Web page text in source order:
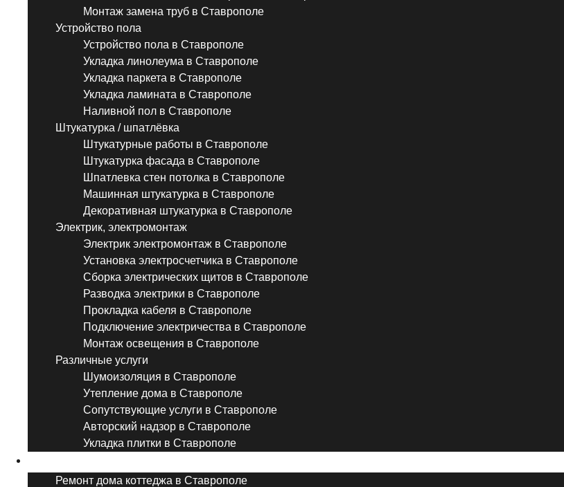
Монтаж замена труб в Ставрополе
Устройство пола
Устройство пола в Ставрополе
Укладка линолеума в Ставрополе
Укладка паркета в Ставрополе
Укладка ламината в Ставрополе
Наливной пол в Ставрополе
Штукатурка / шпатлёвка
Штукатурные работы в Ставрополе
Штукатурка фасада в Ставрополе
Шпатлевка стен потолка в Ставрополе
Машинная штукатурка в Ставрополе
Декоративная штукатурка в Ставрополе
Электрик, электромонтаж
Электрик электромонтаж в Ставрополе
Установка электросчетчика в Ставрополе
Сборка электрических щитов в Ставрополе
Разводка электрики в Ставрополе
Прокладка кабеля в Ставрополе
Подключение электричества в Ставрополе
Монтаж освещения в Ставрополе
Различные услуги
Шумоизоляция в Ставрополе
Утепление дома в Ставрополе
Сопутствующие услуги в Ставрополе
Авторский надзор в Ставрополе
Укладка плитки в Ставрополе
Ремонт дома коттеджа в Ставрополе